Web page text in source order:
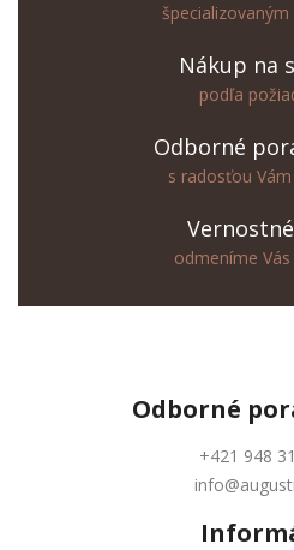
Nákup na
podľa
Odborné
s radosťou
odmeníme
Odborné
+421 948